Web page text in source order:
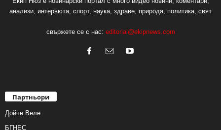
анализи, интервюта, спорт, наука, здраве, природа, политика, свят
свържете се с нас: editorial@ekipnews.com
Партньори
Дойче Веле
БГНЕС